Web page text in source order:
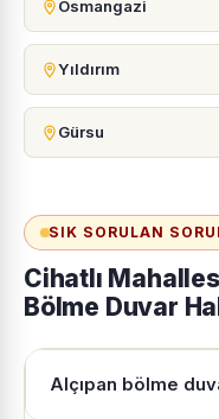
Osmangazi
Yıldırım
Gürsu
SIK SORULAN
Cihatlı
Bölme Duvar
Alçıpan bölme